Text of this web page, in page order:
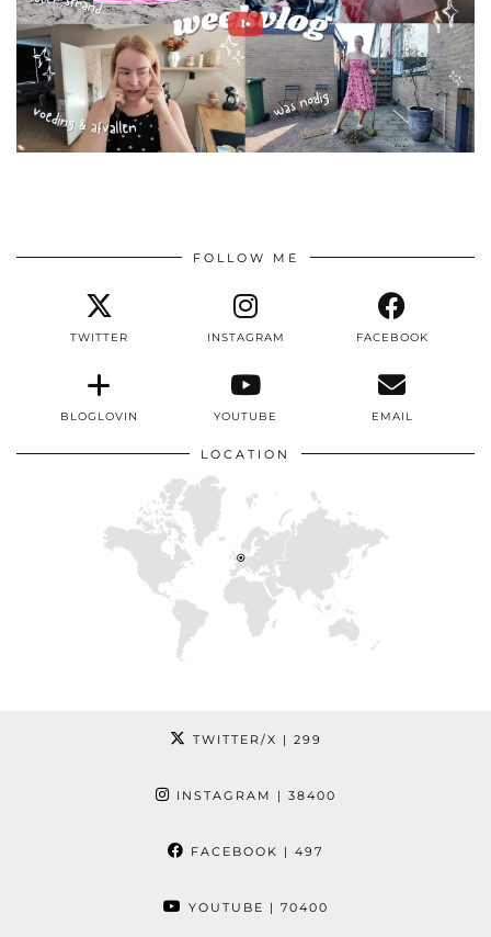
FOLLOW ME
TWITTER INSTAGRAM FACEBOOK
BLOGLOVIN YOUTUBE EMAIL
LOCATION
TWITTER/X | 299
INSTAGRAM | 38400
FACEBOOK | 497
YOUTUBE | 70400